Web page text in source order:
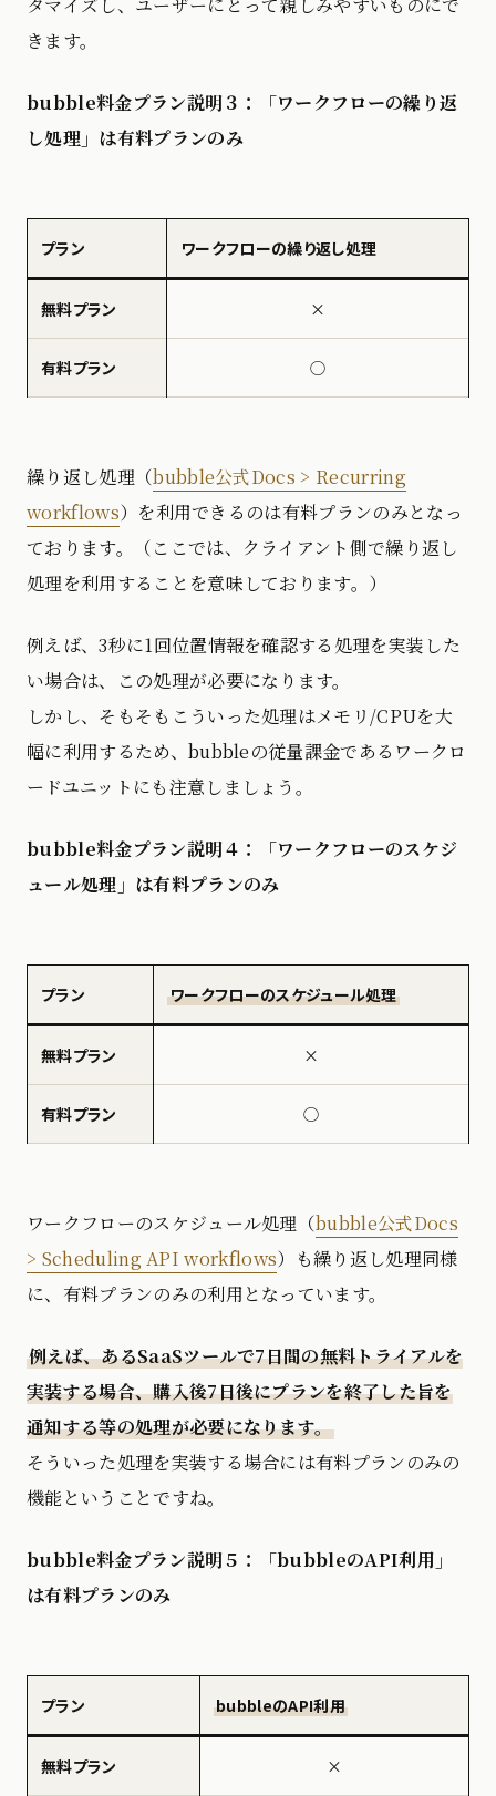
タマイズし、ユーザーにとって親しみやすいものにで
きます。
bubble料金プラン説明３：「ワークフローの繰り返
し処理」は有料プランのみ
プラン ワークフローの繰り返し処理
無料プラン ×
有料プラン ◯
繰り返し処理（bubble公式Docs > Recurring
workflows）を利用できるのは有料プランのみとなっ
ております。（ここでは、クライアント側で繰り返し
処理を利用することを意味しております。）
例えば、3秒に1回位置情報を確認する処理を実装した
い場合は、この処理が必要になります。
しかし、そもそもこういった処理はメモリ/CPUを大
幅に利用するため、bubbleの従量課金であるワークロ
ードユニットにも注意しましょう。
bubble料金プラン説明４：「ワークフローのスケジ
ュール処理」は有料プランのみ
プラン ワークフローのスケジュール処理
無料プラン ×
有料プラン ◯
ワークフローのスケジュール処理（bubble公式Docs
> Scheduling API workflows）も繰り返し処理同様
に、有料プランのみの利用となっています。
例えば、あるSaaSツールで7日間の無料トライアルを
実装する場合、購入後7日後にプランを終了した旨を
通知する等の処理が必要になります。
そういった処理を実装する場合には有料プランのみの
機能ということですね。
bubble料金プラン説明５：「bubbleのAPI利用」
は有料プランのみ
プラン bubbleのAPI利用
無料プラン ×